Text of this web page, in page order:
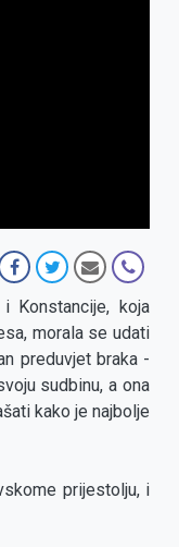
Konstancije, koja
morala se udati
preduvjet braka -
sudbinu, a ona
kako je najbolje
prijestolju, i